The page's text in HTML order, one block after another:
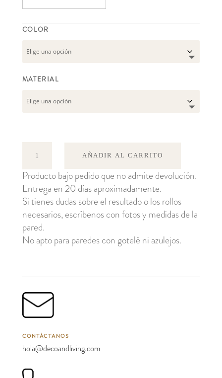
COLOR
MATERIAL
AÑADIR AL CARRITO
Producto bajo pedido que no admite devolución.
Entrega en 20 días aproximadamente.
Si tienes dudas sobre el resultado o los rollos
necesarios, escríbenos con fotos y medidas de la
pared.
No apto para paredes con gotelé ni azulejos.
CONTÁCTANOS
hola@decoandliving.com